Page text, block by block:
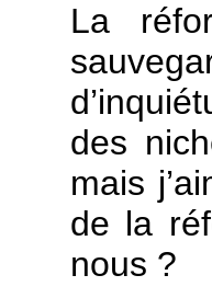
La
des
mais
de la
nous ?